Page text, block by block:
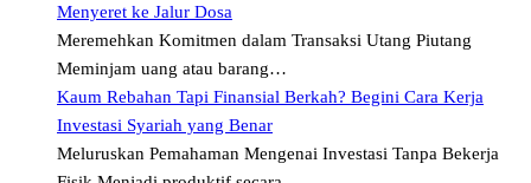
Menyeret ke Jalur Dosa
Meremehkan Komitmen dalam Transaksi Utang Piutang
Meminjam uang atau barang…
Kaum Rebahan Tapi Finansial Berkah? Begini Cara Kerja
Investasi Syariah yang Benar
Meluruskan Pemahaman Mengenai Investasi Tanpa Bekerja